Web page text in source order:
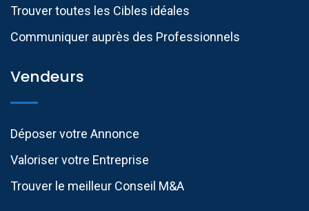
Trouver toutes les Cibles idéales
Communiquer auprès des Professionnels​
Vendeurs
Déposer votre Annonce
Valoriser votre Entreprise
Trouver le meilleur Conseil M&A